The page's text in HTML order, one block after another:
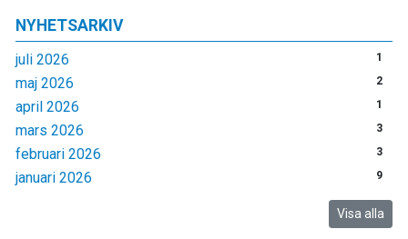
NYHETSARKIV
juli 2026 1
maj 2026 2
april 2026 1
mars 2026 3
februari 2026 3
januari 2026 9
Visa alla